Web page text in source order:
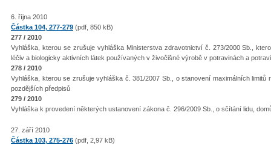
6. října 2010
Částka 104, 277-279 (pdf, 850 kB)
277 / 2010
Vyhláška, kterou se zrušuje vyhláška Ministerstva zdravotnictví č. 273/2000 Sb.,
léčiv a biologicky aktivních látek používaných v živočišné výrobě v potravinách a
278 / 2010
Vyhláška, kterou se zrušuje vyhláška č. 381/2007 Sb., o stanovení maximálních
pozdějších předpisů
279 / 2010
Vyhláška k provedení některých ustanovení zákona č. 296/2009 Sb., o sčítání lidu,
27. září 2010
Částka 103, 275-276 (pdf, 2,97 kB)